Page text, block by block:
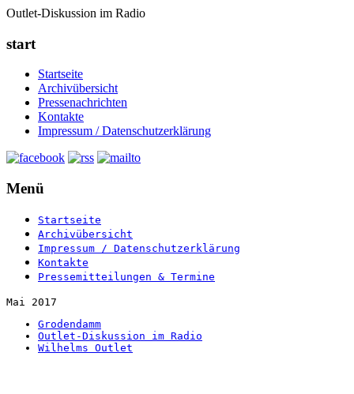
Outlet-Diskussion im Radio
start
Startseite
Archivübersicht
Pressenachrichten
Kontakte
Impressum / Datenschutzerklärung
Menü
Startseite
Archivübersicht
Impressum / Datenschutzerklärung
Kontakte
Pressemitteilungen & Termine
Mai 2017
Grodendamm
Outlet-Diskussion im Radio
Wilhelms Outlet